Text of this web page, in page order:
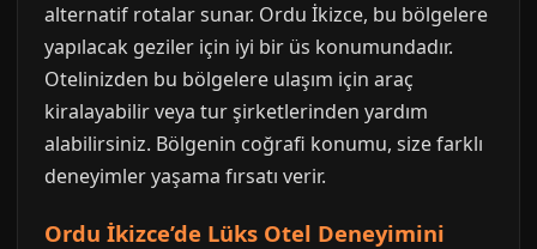
alternatif rotalar sunar. Ordu İkizce, bu bölgelere
yapılacak geziler için iyi bir üs konumundadır.
Otelinizden bu bölgelere ulaşım için araç
kiralayabilir veya tur şirketlerinden yardım
alabilirsiniz. Bölgenin coğrafi konumu, size farklı
deneyimler yaşama fırsatı verir.
Ordu İkizce’de Lüks Otel Deneyimini